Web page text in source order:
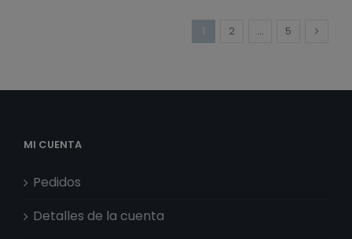
1 2 … 5
MI CUENTA
Pedidos
Detalles de la cuenta